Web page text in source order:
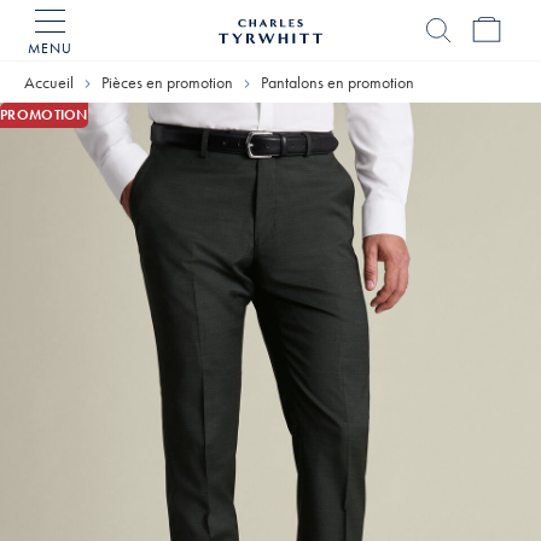
MENU
Tyrwhitt
Accueil Pièces en promotion Pantalons en promotion
PROMOTION